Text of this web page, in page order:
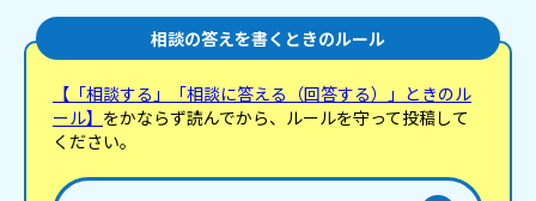
相談の答えを書くときのルール
【「相談する」「相談に答える（回答する）」ときのル
ール】 をかならず読んでから、ルールを守って投稿して
ください。